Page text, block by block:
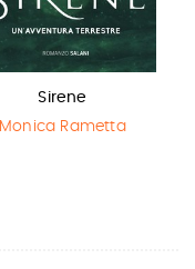
Sirene
Monica Rametta